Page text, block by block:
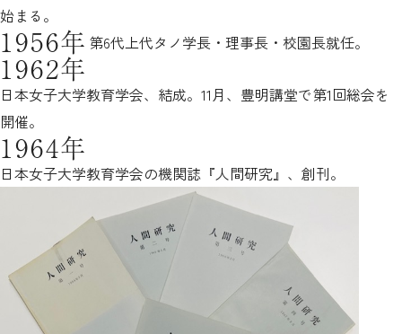
始まる。
1956年 第6代上代タノ学長・理事長・校園長就任。
1962年
日本女子大学教育学会、結成。11月、豊明講堂で第1回総会を
開催。
1964年
日本女子大学教育学会の機関誌『人間研究』、創刊。